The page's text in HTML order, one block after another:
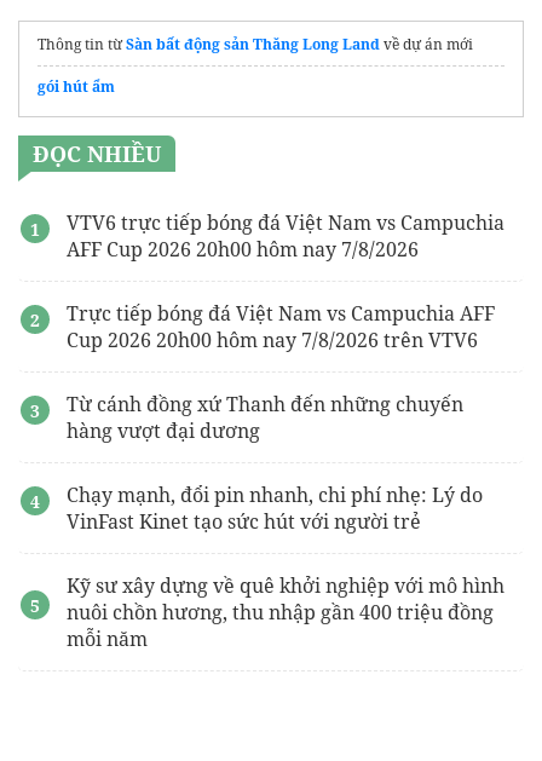
Thông tin từSàn bất động sản Thăng Long Landvề dự án mới
gói hút ẩm
ĐỌC NHIỀU
VTV6 trực tiếp bóng đá Việt Nam vs Campuchia
AFF Cup 2026 20h00 hôm nay 7/8/2026
Trực tiếp bóng đá Việt Nam vs Campuchia AFF
Cup 2026 20h00 hôm nay 7/8/2026 trên VTV6
Từ cánh đồng xứ Thanh đến những chuyến
hàng vượt đại dương
Chạy mạnh, đổi pin nhanh, chi phí nhẹ: Lý do
VinFast Kinet tạo sức hút với người trẻ
Kỹ sư xây dựng về quê khởi nghiệp với mô hình
nuôi chồn hương, thu nhập gần 400 triệu đồng
mỗi năm